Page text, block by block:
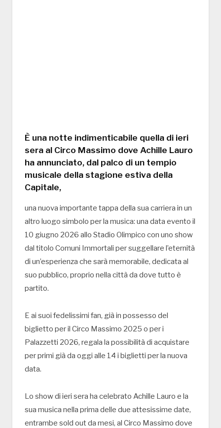
È una notte indimenticabile quella di ieri
sera al Circo Massimo dove Achille Lauro
ha annunciato, dal palco di un tempio
musicale della stagione estiva della
Capitale,
una nuova importante tappa della sua carriera in un
altro luogo simbolo per la musica: una data evento il
10 giugno 2026 allo Stadio Olimpico con uno show
dal titolo Comuni Immortali per suggellare l’eternità
di un’esperienza che sarà memorabile, dedicata al
suo pubblico, proprio nella città da dove tutto è
partito.
E ai suoi fedelissimi fan, già in possesso del
biglietto per il Circo Massimo 2025 o per i
Palazzetti 2026, regala la possibilità di acquistare
per primi già da oggi alle 14 i biglietti per la nuova
data.
Lo show di ieri sera ha celebrato Achille Lauro e la
sua musica nella prima delle due attesissime date,
entrambe sold out da mesi, al Circo Massimo dove